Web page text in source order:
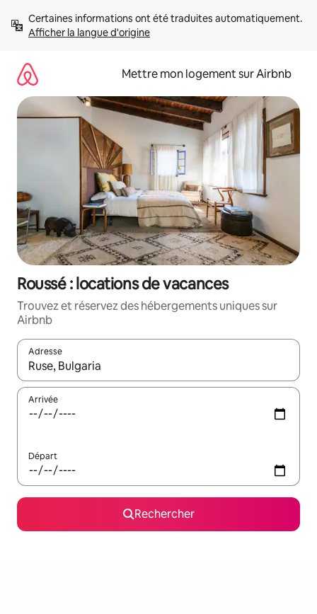
directement
Afficher la langue d'origine
Mettre mon logement sur Airbnb
Roussé : locations de vacances
Trouvez et réservez des hébergements uniques sur
Airbnb
Adresse
Lorsque les résultats s'affichent, utilisez les flèches vers le
Arrivée
Départ
Rechercher